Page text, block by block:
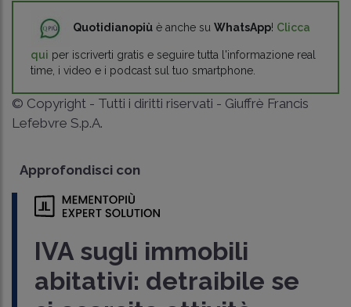
Quotidianopiù è anche su WhatsApp! Clicca
qui per iscriverti gratis e seguire tutta l'informazione real
time, i video e i podcast sul tuo smartphone.
© Copyright - Tutti i diritti riservati - Giuffrè Francis
Lefebvre S.p.A.
Approfondisci con
IVA sugli immobili
abitativi: detraibile se